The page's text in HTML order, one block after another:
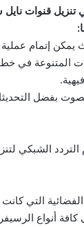
تنزيل قنوات
يمكن إتمام عملية
المتنوعة في
بفضل
الشبكي
التي
أنواع